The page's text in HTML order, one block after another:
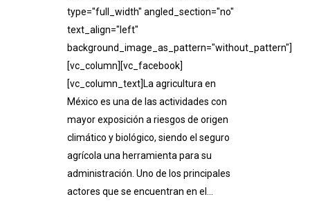
type="full_width" angled_section="no"
text_align="left"
background_image_as_pattern="without_pattern"]
[vc_column][vc_facebook]
[vc_column_text]La agricultura en
México es una de las actividades con
mayor exposición a riesgos de origen
climático y biológico, siendo el seguro
agrícola una herramienta para su
administración. Uno de los principales
actores que se encuentran en el...